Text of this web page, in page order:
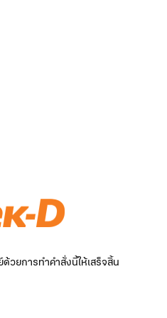
วยการทำคำสั่งนี้ให้เสร็จสิ้น